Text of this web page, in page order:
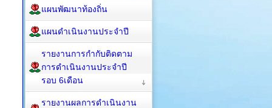
แผนพัฒนาท้องถิ่น
แผนดำเนินงานประจำปี
รายงานการกำกับติดตาม
การดำเนินงานประจำปี
รอบ 6เดือน
รายงานผลการดำเนินงาน